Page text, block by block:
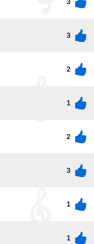
3
2
1
2
3
1
1